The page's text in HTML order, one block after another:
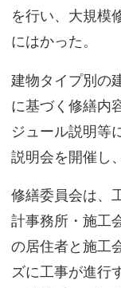
を行い、大規模
にはかった。
建物タイプ別の
に基づく修繕内
ジュール説明等
説明会を開催し
修繕委員会は、
計事務所・施工
の居住者と施工
ズに工事が進行